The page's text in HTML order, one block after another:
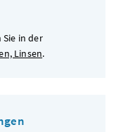
in der
Linsen.